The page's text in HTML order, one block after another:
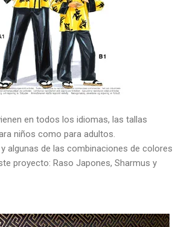
en todos los idiomas, las tallas
niños como para adultos.
algunas de las combinaciones de colores
proyecto: Raso Japones, Sharmus y